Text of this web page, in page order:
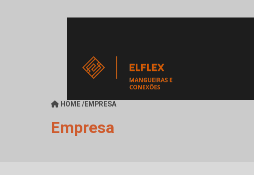
HOME/EMPRESA
Empresa